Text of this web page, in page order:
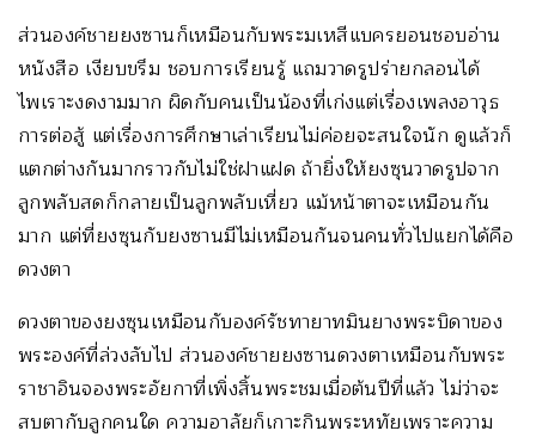
ส่วนองค์ชายยงซานก็เหมือนกับพระมเหสีแบครยอนชอบอ่าน
หนังสือ เงียบขรึม ชอบการเรียนรู้ แถมวาดรูปร่ายกลอนได้
ไพเราะงดงามมาก ผิดกับคนเป็นน้องที่เก่งแต่เรื่องเพลงอาวุธ
การต่อสู้ แต่เรื่องการศึกษาเล่าเรียนไม่ค่อยจะสนใจนัก ดูแล้วก็
แตกต่างกันมากราวกับไม่ใช่ฝาแฝด ถ้ายิ่งให้ยงซุนวาดรูปจาก
ลูกพลับสดก็กลายเป็นลูกพลับเหี่ยว แม้หน้าตาจะเหมือนกัน
มาก แต่ที่ยงซุนกับยงซานมีไม่เหมือนกันจนคนทั่วไปแยกได้คือ
ดวงตา
ดวงตาของยงซุนเหมือนกับองค์รัชทายาทมินยางพระบิดาของ
พระองค์ที่ล่วงลับไป ส่วนองค์ชายยงซานดวงตาเหมือนกับพระ
ราชาอินจองพระอัยกาที่เพิ่งสิ้นพระชมเมื่อต้นปีที่แล้ว ไม่ว่าจะ
สบตากับลูกคนใด ความอาลัยก็เกาะกินพระหทัยเพราะความ